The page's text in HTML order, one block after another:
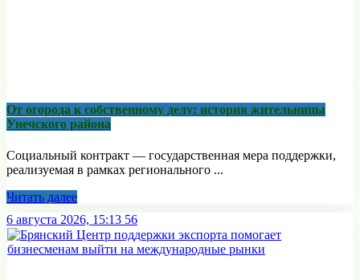
От огорода к собственному делу: история жительницы
Унечского района
Социальный контракт — государственная мера поддержки,
реализуемая в рамках регионального ...
Читать далее
6 августа 2026, 15:13 56